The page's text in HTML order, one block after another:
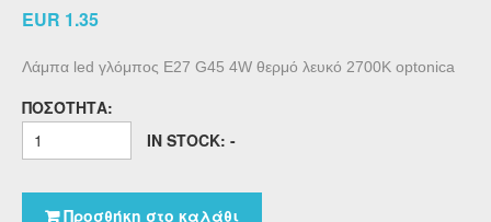
EUR 1.35
Λάμπα led γλόμπος Ε27 G45 4W θερμό λευκό 2700Κ optonica
ΠΟΣΌΤΗΤΑ:
IN STOCK: -
Προσθήκη στο καλάθι